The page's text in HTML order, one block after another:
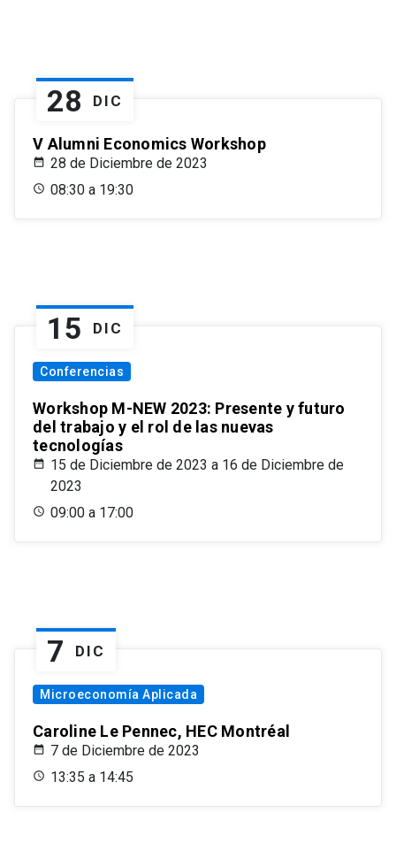
28 DIC
V Alumni Economics Workshop
28 de Diciembre de 2023
08:30 a 19:30
15 DIC
Conferencias
Workshop M-NEW 2023: Presente y futuro
del trabajo y el rol de las nuevas
tecnologías
15 de Diciembre de 2023 a 16 de Diciembre de
2023
09:00 a 17:00
7 DIC
Microeconomía Aplicada
Caroline Le Pennec, HEC Montréal
7 de Diciembre de 2023
13:35 a 14:45